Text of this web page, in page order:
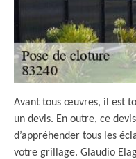
Avant tous œuvres, il est
un devis. En outre, ce
d’appréhender tous les
votre grillage. Glaudio